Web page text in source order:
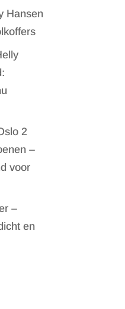
Hansen
2
–
voor
–
en